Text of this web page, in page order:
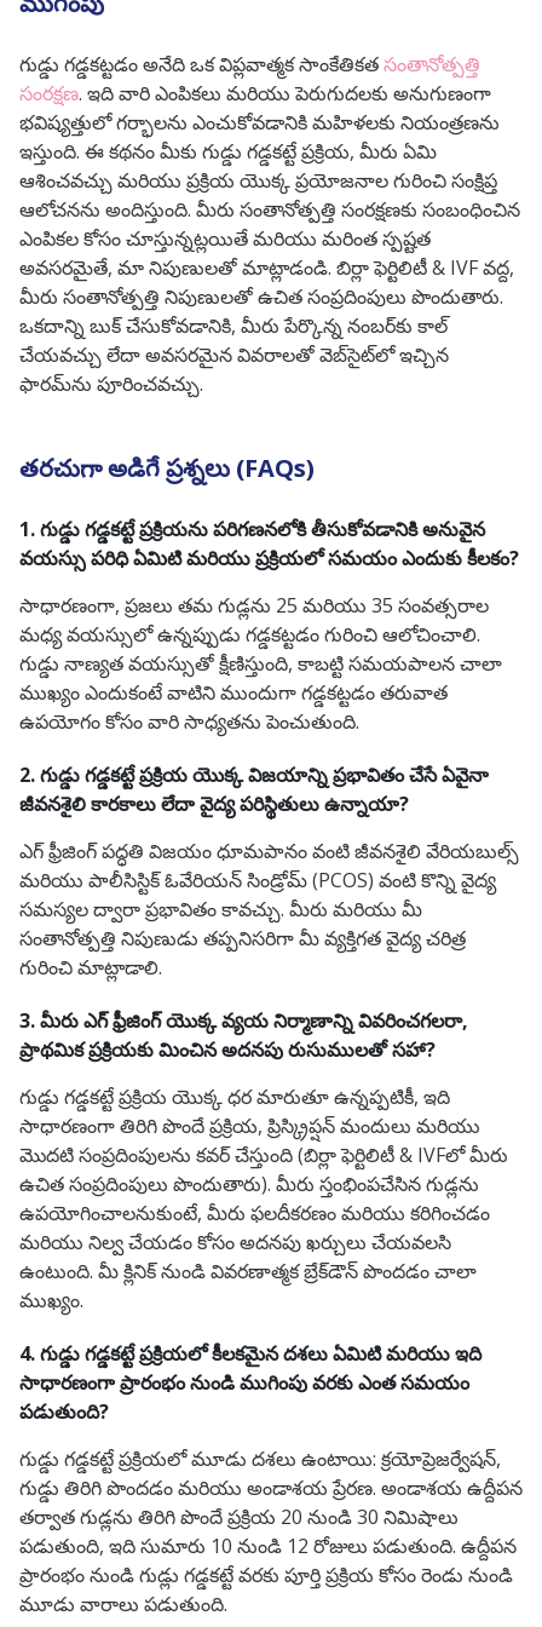
గుడ్డు గడ్డకట్టడం అనేది ఒక విప్లవాత్మక సాంకేతికతసంతానోత్పత్తి
సంరక్షణ. ఇది వారి ఎంపికలు మరియు పెరుగుదలకు అనుగుణంగా
భవిష్యత్తులో గర్భాలను ఎంచుకోవడానికి మహిళలకు నియంత్రణను
ఇస్తుంది. ఈ కథనం మీకు గుడ్డు గడ్డకట్టే ప్రక్రియ, మీరు ఏమి
ఆశించవచ్చు మరియు ప్రక్రియ యొక్క ప్రయోజనాల గురించి సంక్షిప్త
ఆలోచనను అందిస్తుంది. మీరు సంతానోత్పత్తి సంరక్షణకు సంబంధించిన
ఎంపికల కోసం చూస్తున్నట్లయితే మరియు మరింత స్పష్టత
అవసరమైతే, మా నిపుణులతో మాట్లాడండి. బిర్లా ఫెర్టిలిటీ & IVF వద్ద,
మీరు సంతానోత్పత్తి నిపుణులతో ఉచిత సంప్రదింపులు పొందుతారు.
ఒకదాన్ని బుక్ చేసుకోవడానికి, మీరు పేర్కొన్న నంబర్‌కు కాల్
చేయవచ్చు లేదా అవసరమైన వివరాలతో వెబ్‌సైట్‌లో ఇచ్చిన
ఫారమ్‌ను పూరించవచ్చు.
తరచుగా అడిగే ప్రశ్నలు (FAQs)
1. గుడ్డు గడ్డకట్టే ప్రక్రియను పరిగణనలోకి తీసుకోవడానికి అనువైన
వయస్సు పరిధి ఏమిటి మరియు ప్రక్రియలో సమయం ఎందుకు కీలకం?
సాధారణంగా, ప్రజలు తమ గుడ్లను 25 మరియు 35 సంవత్సరాల
మధ్య వయస్సులో ఉన్నప్పుడు గడ్డకట్టడం గురించి ఆలోచించాలి.
గుడ్డు నాణ్యత వయస్సుతో క్షీణిస్తుంది, కాబట్టి సమయపాలన చాలా
ముఖ్యం ఎందుకంటే వాటిని ముందుగా గడ్డకట్టడం తరువాత
ఉపయోగం కోసం వారి సాధ్యతను పెంచుతుంది.
2. గుడ్డు గడ్డకట్టే ప్రక్రియ యొక్క విజయాన్ని ప్రభావితం చేసే ఏవైనా
జీవనశైలి కారకాలు లేదా వైద్య పరిస్థితులు ఉన్నాయా?
ఎగ్ ఫ్రీజింగ్ పద్ధతి విజయం ధూమపానం వంటి జీవనశైలి వేరియబుల్స్
మరియు పాలీసిస్టిక్ ఓవేరియన్ సిండ్రోమ్ (PCOS) వంటి కొన్ని వైద్య
సమస్యల ద్వారా ప్రభావితం కావచ్చు. మీరు మరియు మీ
సంతానోత్పత్తి నిపుణుడు తప్పనిసరిగా మీ వ్యక్తిగత వైద్య చరిత్ర
గురించి మాట్లాడాలి.
3. మీరు ఎగ్ ఫ్రీజింగ్ యొక్క వ్యయ నిర్మాణాన్ని వివరించగలరా,
ప్రాథమిక ప్రక్రియకు మించిన అదనపు రుసుములతో సహా?
గుడ్డు గడ్డకట్టే ప్రక్రియ యొక్క ధర మారుతూ ఉన్నప్పటికీ, ఇది
సాధారణంగా తిరిగి పొందే ప్రక్రియ, ప్రిస్క్రిప్షన్ మందులు మరియు
మొదటి సంప్రదింపులను కవర్ చేస్తుంది (బిర్లా ఫెర్టిలిటీ & IVFలో మీరు
ఉచిత సంప్రదింపులు పొందుతారు). మీరు స్తంభింపచేసిన గుడ్లను
ఉపయోగించాలనుకుంటే, మీరు ఫలదీకరణం మరియు కరిగించడం
మరియు నిల్వ చేయడం కోసం అదనపు ఖర్చులు చేయవలసి
ఉంటుంది. మీ క్లినిక్ నుండి వివరణాత్మక బ్రేక్‌డౌన్ పొందడం చాలా
ముఖ్యం.
4. గుడ్డు గడ్డకట్టే ప్రక్రియలో కీలకమైన దశలు ఏమిటి మరియు ఇది
సాధారణంగా ప్రారంభం నుండి ముగింపు వరకు ఎంత సమయం
పడుతుంది?
గుడ్డు గడ్డకట్టే ప్రక్రియలో మూడు దశలు ఉంటాయి: క్రయోప్రెజర్వేషన్,
గుడ్డు తిరిగి పొందడం మరియు అండాశయ ప్రేరణ. అండాశయ ఉద్దీపన
తర్వాత గుడ్లను తిరిగి పొందే ప్రక్రియ 20 నుండి 30 నిమిషాలు
పడుతుంది, ఇది సుమారు 10 నుండి 12 రోజులు పడుతుంది. ఉద్దీపన
ప్రారంభం నుండి గుడ్లు గడ్డకట్టే వరకు పూర్తి ప్రక్రియ కోసం రెండు నుండి
మూడు వారాలు పడుతుంది.